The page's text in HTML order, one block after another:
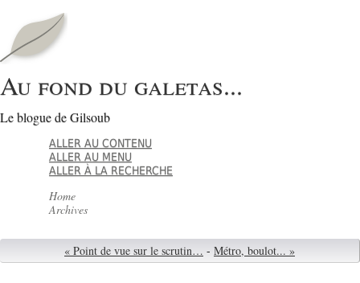
Au fond du galetas...
Le blogue de Gilsoub
ALLER AU CONTENU
ALLER AU MENU
ALLER À LA RECHERCHE
Home
Archives
« Point de vue sur le scrutin… - Métro, boulot... »